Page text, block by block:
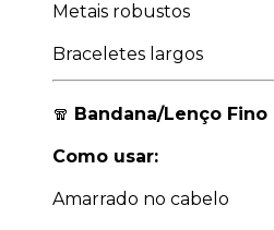
Metais robustos
Braceletes largos
🧣 Bandana/Lenço Fino
Como usar:
Amarrado no cabelo